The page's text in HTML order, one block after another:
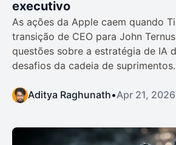
executivo
As ações da Apple caem quando
transição de CEO para John
questões sobre a estratégia de IA
desafios da cadeia de suprimentos.
Aditya Raghunath•Apr 21, 2026